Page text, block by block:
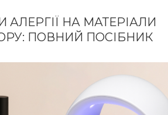
АЛЕРГІЇ НА МАТЕРІАЛИ
ПОВНИЙ ПОСІБНИК